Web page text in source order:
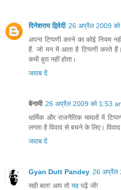
दिनेशराय द्विवेदी 26 अप्रैल 2009
अपना टिप्पणी करने का कोई नियम
हैं. जो मन में आता है टिप्पणी करते हैं।
कभी बुरा नहीं होता।
जवाब दें
बेनामी 26 अप्रैल 2009 को 1:53
धार्मिक और राजनैतिक मामलों में
लगता है विवाद से बचने के लिए।
जवाब दें
Gyan Dutt Pandey 26 अप्रैल
सही बात! आप तोयह पढ़ें जी!